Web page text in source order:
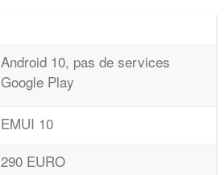
Android 10, pas de services
Google Play
EMUI 10
290 EURO